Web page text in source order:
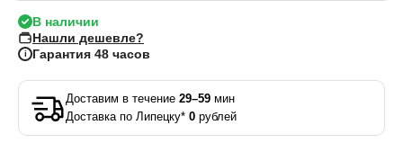
В наличии
Нашли дешевле?
i Гарантия 48 часов
Доставим в течение 29–59 мин
Доставка по Липецку* 0 рублей